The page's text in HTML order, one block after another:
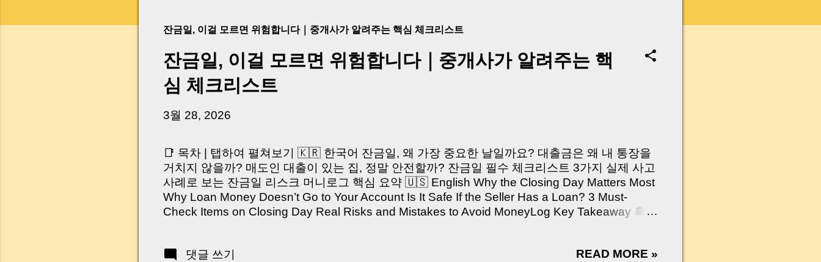
잔금일, 이걸 모르면 위험합니다｜중개사가 알려주는 핵심 체크리스트
잔금일, 이걸 모르면 위험합니다｜중개사가 알려주는 핵
심 체크리스트
3월 28, 2026
📑 목차 | 탭하여 펼쳐보기 🇰🇷 한국어 잔금일, 왜 가장 중요한 날일까요? 대출금은 왜 내 통장을
거치지 않을까? 매도인 대출이 있는 집, 정말 안전할까? 잔금일 필수 체크리스트 3가지 실제 사고
사례로 보는 잔금일 리스크 머니로그 핵심 요약 🇺🇸 English Why the Closing Day Matters Most
Why Loan Money Doesn’t Go to Your Account Is It Safe If the Seller Has a Loan? 3 Must-
Check Items on Closing Day Real Risks and Mistakes to Avoid MoneyLog Key Takeaway 혹시
억 원이 한 번에 움직이는 가장 긴장되는 순간 입니다. 실제로 제가 중개 현장에서 겪었던 일입니
댓글 쓰기 READ MORE »